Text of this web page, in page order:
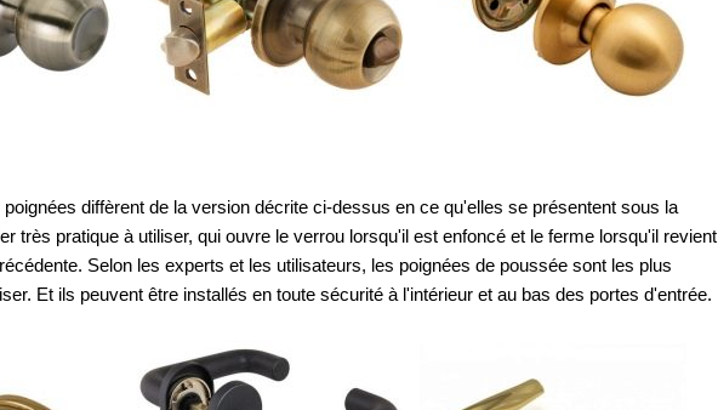
poignées diffèrent de la version décrite ci-dessus en ce qu'elles se présentent sous la
très pratique à utiliser, qui ouvre le verrou lorsqu'il est enfoncé et le ferme lorsqu'il revient
Selon les experts et les utilisateurs, les poignées de poussée sont les plus
Et ils peuvent être installés en toute sécurité à l'intérieur et au bas des portes d'entrée.